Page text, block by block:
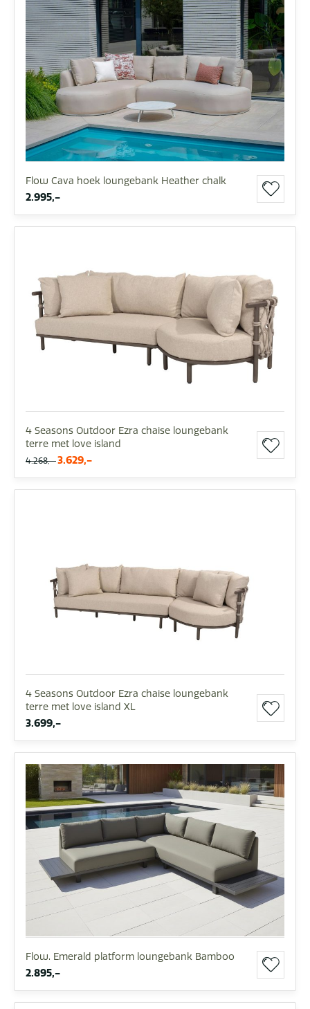
Flow Cava hoek loungebank Heather chalk
2.995,-
4 Seasons Outdoor Ezra chaise loungebank
terre met love island
4.268,- 3.629,-
4 Seasons Outdoor Ezra chaise loungebank
terre met love island XL
3.699,-
Flow. Emerald platform loungebank Bamboo
2.895,-